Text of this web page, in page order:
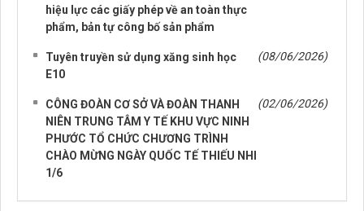
hiệu lực các giấy phép về an toàn thực
phẩm, bản tự công bố sản phẩm
Tuyên truyền sử dụng xăng sinh học
E10
(08/06/2026)
CÔNG ĐOÀN CƠ SỞ VÀ ĐOÀN THANH
NIÊN TRUNG TÂM Y TẾ KHU VỰC NINH
PHƯỚC TỔ CHỨC CHƯƠNG TRÌNH
CHÀO MỪNG NGÀY QUỐC TẾ THIẾU NHI
1/6
(02/06/2026)